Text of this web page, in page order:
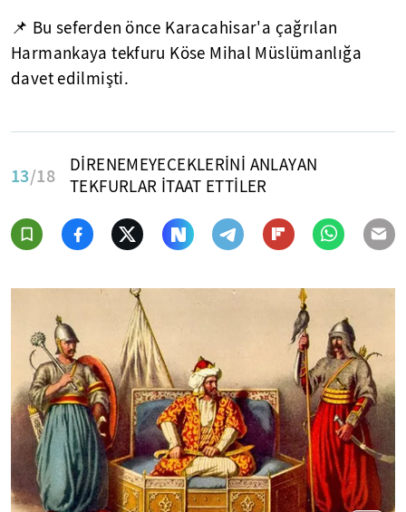
📌 Bu seferden önce Karacahisar'a çağrılan
Harmankaya tekfuru Köse Mihal Müslümanlığa
davet edilmişti.
13/18
DİRENEMEYECEKLERİNİ ANLAYAN
TEKFURLAR İTAAT ETTİLER